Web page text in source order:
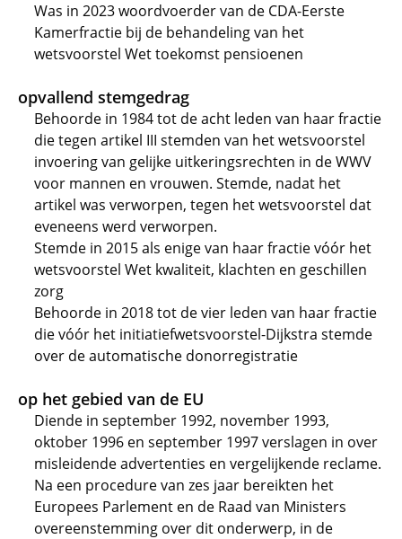
Was in 2023 woordvoerder van de CDA-Eerste
Kamerfractie bij de behandeling van het
wetsvoorstel Wet toekomst pensioenen
opvallend stemgedrag
Behoorde in 1984 tot de acht leden van haar fractie
die tegen artikel III stemden van het wetsvoorstel
invoering van gelijke uitkeringsrechten in de WWV
voor mannen en vrouwen. Stemde, nadat het
artikel was verworpen, tegen het wetsvoorstel dat
eveneens werd verworpen.
Stemde in 2015 als enige van haar fractie vóór het
wetsvoorstel Wet kwaliteit, klachten en geschillen
zorg
Behoorde in 2018 tot de vier leden van haar fractie
die vóór het initiatiefwetsvoorstel-Dijkstra stemde
over de automatische donorregistratie
op het gebied van de EU
Diende in september 1992, november 1993,
oktober 1996 en september 1997 verslagen in over
misleidende advertenties en vergelijkende reclame.
Na een procedure van zes jaar bereikten het
Europees Parlement en de Raad van Ministers
overeenstemming over dit onderwerp, in de